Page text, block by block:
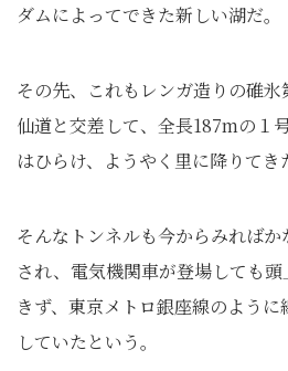
ダムによってできた新しい湖だ。
その先、これもレンガ造りの碓
仙道と交差して、全長187mの１
はひらけ、ようやく里に降りてき
そんなトンネルも今からみれば
され、電気機関車が登場しても
きず、東京メトロ銀座線のよう
していたという。